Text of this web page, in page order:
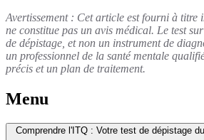
Avertissement : Cet article est fourni à titre
ne constitue pas un avis médical. Le test
de dépistage, et non un instrument de
un professionnel de la santé mentale
précis et un plan de traitement.
Menu
Comprendre l'ITQ : Votre test de dépistage